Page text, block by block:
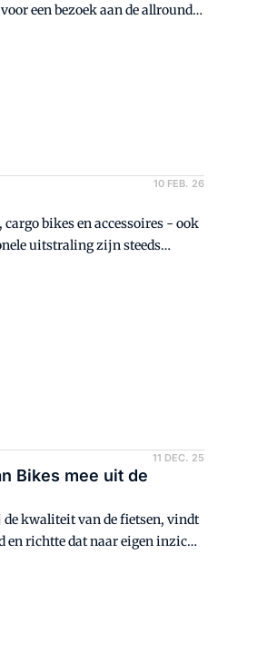
een bezoek aan de allround
10 FEB. 26
bikes en accessoires - ook
uitstraling zijn steeds
11 DEC. 25
Bikes mee uit de
kwaliteit van de fietsen, vindt
en richtte dat naar eigen inzicht